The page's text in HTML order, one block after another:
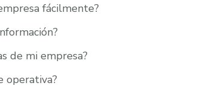
fácilmente?
de mi empresa?
operativa?